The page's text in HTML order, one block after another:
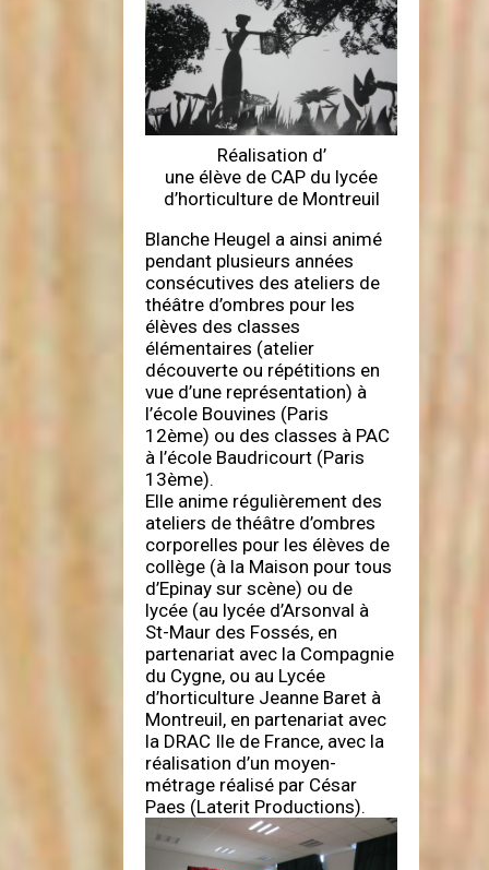
Réalisation d’
une élève de CAP du lycée
d’horticulture de Montreuil
Blanche Heugel a ainsi animé
pendant plusieurs années
consécutives des ateliers de
théâtre d’ombres pour les
élèves des classes
élémentaires (atelier
découverte ou répétitions en
vue d’une représentation) à
l’école Bouvines (Paris
12ème) ou des classes à PAC
à l’école Baudricourt (Paris
13ème).
Elle anime régulièrement des
ateliers de théâtre d’ombres
corporelles pour les élèves de
collège (à la Maison pour tous
d’Epinay sur scène) ou de
lycée (au lycée d’Arsonval à
St-Maur des Fossés, en
partenariat avec la Compagnie
du Cygne, ou au Lycée
d’horticulture Jeanne Baret à
Montreuil, en partenariat avec
la DRAC Ile de France, avec la
réalisation d’un moyen-
métrage réalisé par César
Paes (Laterit Productions).